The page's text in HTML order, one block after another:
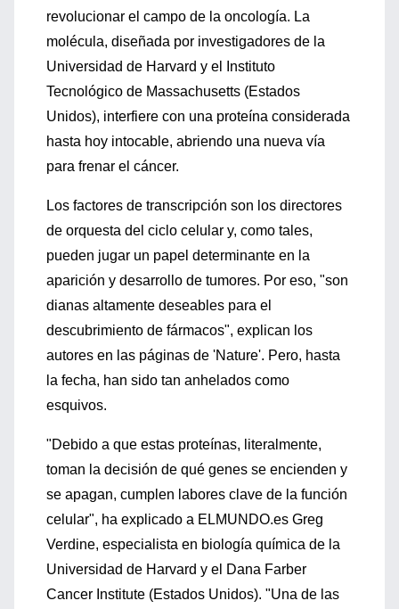
revolucionar el campo de la oncología. La
molécula, diseñada por investigadores de la
Universidad de Harvard y el Instituto
Tecnológico de Massachusetts (Estados
Unidos), interfiere con una proteína considerada
hasta hoy intocable, abriendo una nueva vía
para frenar el cáncer.
Los factores de transcripción son los directores
de orquesta del ciclo celular y, como tales,
pueden jugar un papel determinante en la
aparición y desarrollo de tumores. Por eso, "son
dianas altamente deseables para el
descubrimiento de fármacos", explican los
autores en las páginas de 'Nature'. Pero, hasta
la fecha, han sido tan anhelados como
esquivos.
"Debido a que estas proteínas, literalmente,
toman la decisión de qué genes se encienden y
se apagan, cumplen labores clave de la función
celular", ha explicado a ELMUNDO.es Greg
Verdine, especialista en biología química de la
Universidad de Harvard y el Dana Farber
Cancer Institute (Estados Unidos). "Una de las